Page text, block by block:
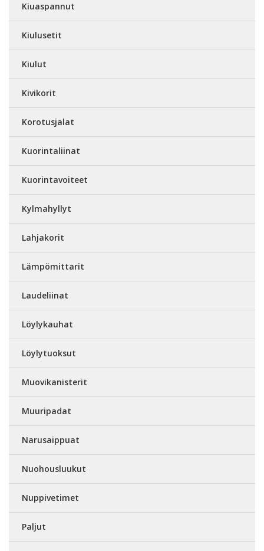
Kiuaspannut
Kiulusetit
Kiulut
Kivikorit
Korotusjalat
Kuorintaliinat
Kuorintavoiteet
Kylmahyllyt
Lahjakorit
Lämpömittarit
Laudeliinat
Löylykauhat
Löylytuoksut
Muovikanisterit
Muuripadat
Narusaippuat
Nuohousluukut
Nuppivetimet
Paljut